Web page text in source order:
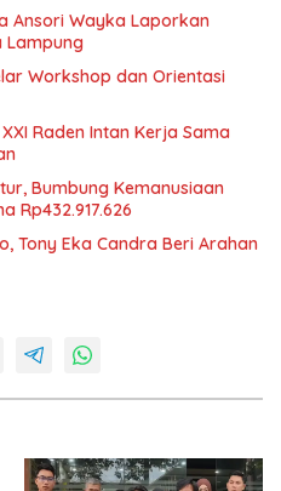
Ansori Wayka Laporkan
Lampung
Workshop dan Orientasi
Raden Intan Kerja Sama
Bumbung Kemanusiaan
Rp432.917.626
Tony Eka Candra Beri Arahan